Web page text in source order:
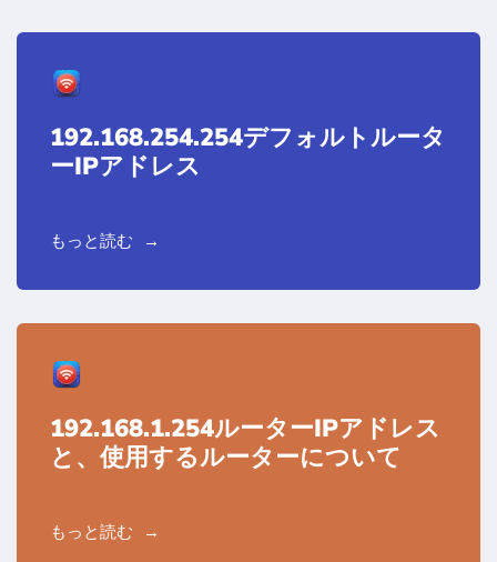
192.168.254.254デフォルトルータ
ーIPアドレス
もっと読む
192.168.1.254ルーターIPアドレス
と、使用するルーターについて
もっと読む